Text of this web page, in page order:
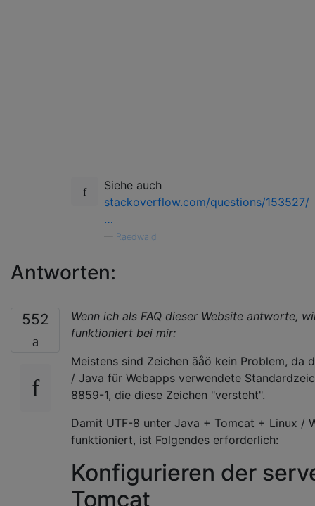
Siehe auch
stackoverflow.com/questions/153527/
…
Raedwald
Antworten:
552
Wenn ich als FAQ dieser Website antworte,
funktioniert bei mir:
Meistens sind Zeichen äåö kein Problem, da
/ Java für Webapps verwendete
8859-1, die diese Zeichen "versteht".
Damit UTF-8 unter Java + Tomcat + Linux /
funktioniert, ist Folgendes erforderlich:
Konfigurieren der
Tomcat